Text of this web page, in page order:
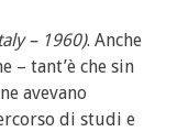
– 1960). Anche
– tant’è che sin
avevano
di studi e